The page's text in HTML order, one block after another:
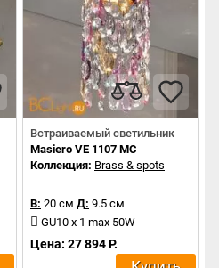
Встраиваемый светильник
Masiero VE 1107 MC
Коллекция: Brass & spots
В: 20 см Д: 9.5 см
GU10 x 1 max 50W
Цена: 27 894 Р.